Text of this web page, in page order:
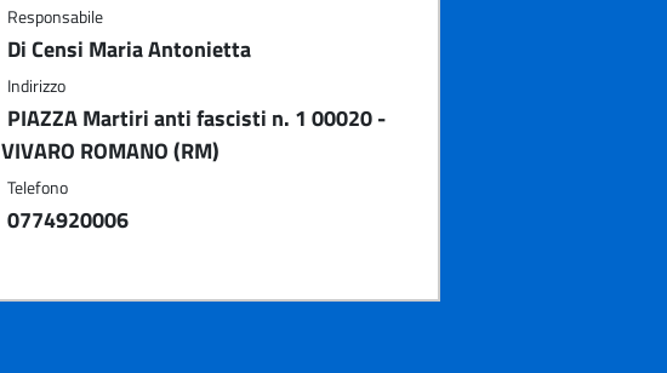
Responsabile
Di Censi Maria Antonietta
Indirizzo
PIAZZA Martiri anti fascisti n. 1 00020 -
VIVARO ROMANO (RM)
Telefono
0774920006